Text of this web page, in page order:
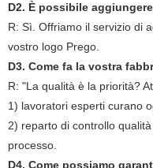
D2. È possibile
R: Sì. Offriamo il servizio di
vostro logo Prego.
D3. Come fa la vostra
R: "La qualità è la priorità?
1) lavoratori esperti curano
2) reparto di controllo
processo.
D4. Come possiamo